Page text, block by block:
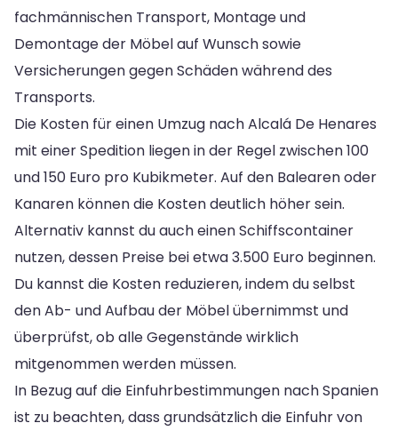
fachmännischen Transport, Montage und
Demontage der Möbel auf Wunsch sowie
Versicherungen gegen Schäden während des
Transports.
Die Kosten für einen Umzug nach Alcalá De Henares
mit einer Spedition liegen in der Regel zwischen 100
und 150 Euro pro Kubikmeter. Auf den Balearen oder
Kanaren können die Kosten deutlich höher sein.
Alternativ kannst du auch einen Schiffscontainer
nutzen, dessen Preise bei etwa 3.500 Euro beginnen.
Du kannst die Kosten reduzieren, indem du selbst
den Ab- und Aufbau der Möbel übernimmst und
überprüfst, ob alle Gegenstände wirklich
mitgenommen werden müssen.
In Bezug auf die Einfuhrbestimmungen nach Spanien
ist zu beachten, dass grundsätzlich die Einfuhr von